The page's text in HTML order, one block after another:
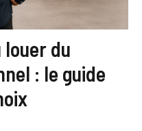
du
: le guide